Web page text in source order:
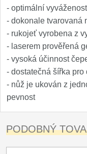
- optimální vyváženost
- dokonale tvarovaná
- rukojeť vyrobena z
- laserem prověřená
- vysoká účinnost
- dostatečná šířka pro
- nůž je ukován z
pevnost
PODOBNÝ